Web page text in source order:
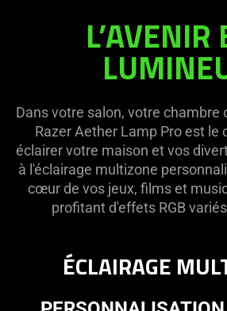
Lamp
Pro
L’AVENIR
Dans votre salon, votre chambre
Razer Aether Lamp Pro est le
éclairer votre maison et vos
à l'éclairage multizone
cœur de vos jeux, films et
profitant d'effets RGB
ÉCLAIRAGE